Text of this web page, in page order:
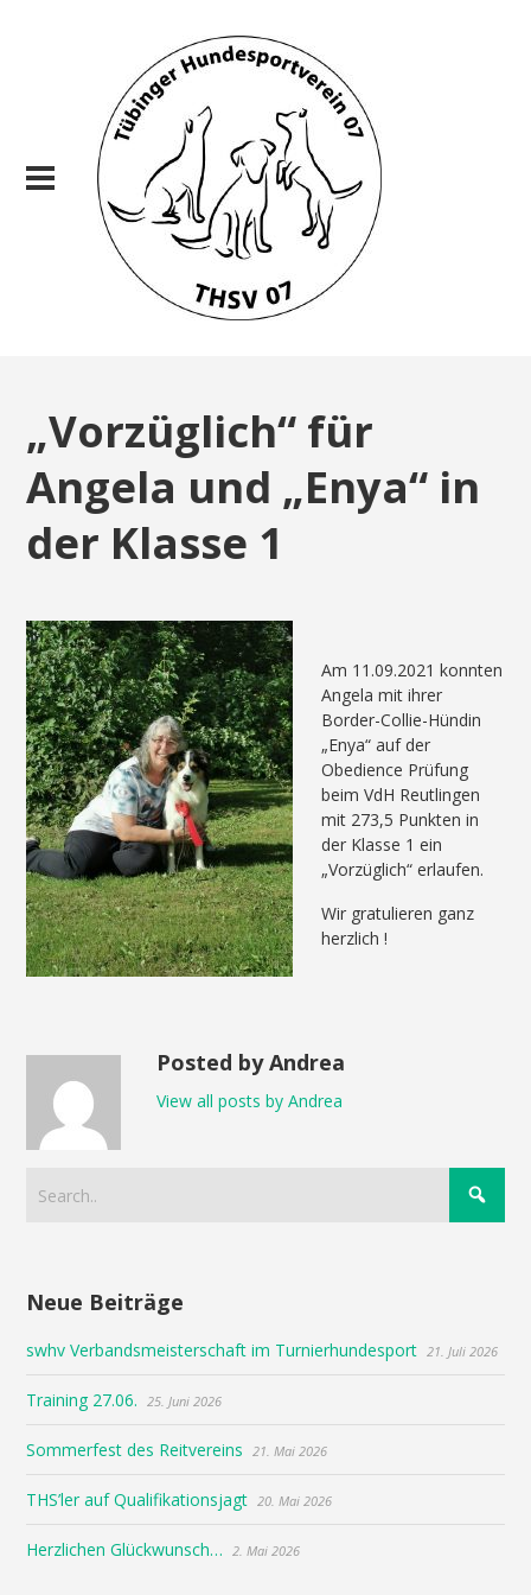
„Vorzüglich“ für
Angela und „Enya“ in
der Klasse 1
Am 11.09.2021 konnten
Angela mit ihrer
Border-Collie-Hündin
„Enya“ auf der
Obedience Prüfung
beim VdH Reutlingen
mit 273,5 Punkten in
der Klasse 1 ein
„Vorzüglich“ erlaufen.
Wir gratulieren ganz
herzlich !
Posted by Andrea
View all posts by Andrea
Neue Beiträge
swhv Verbandsmeisterschaft im Turnierhundesport 21. Juli 2026
Training 27.06. 25. Juni 2026
Sommerfest des Reitvereins 21. Mai 2026
THS’ler auf Qualifikationsjagt 20. Mai 2026
Herzlichen Glückwunsch… 2. Mai 2026